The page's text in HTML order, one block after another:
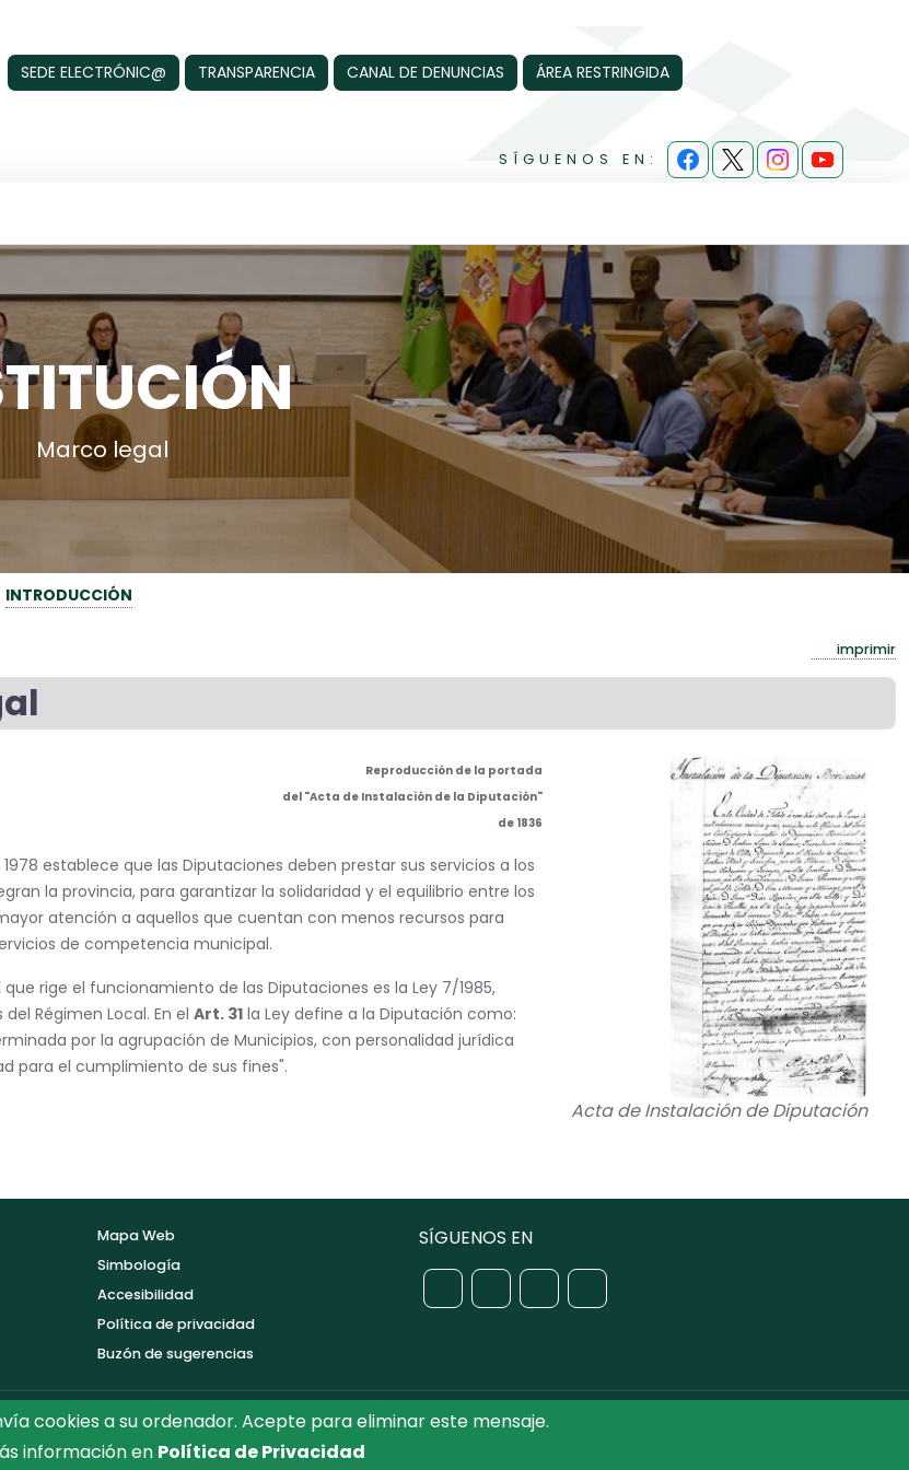
SEDE ELECTRÓNIC@ TRANSPARENCIA CANAL DE DENUNCIAS ÁREA RESTRINGIDA
SÍGUENOS EN:
cookies a su ordenador. Acepte para eliminar este mensaje.
información en Política de Privacidad
Marco legal
INTRODUCCIÓN
imprimir
Acta de Instalación de Diputación
Reproducción de la portada
del "Acta de Instalación de la Diputación"
de 1836
establece que las Diputaciones deben prestar sus servicios a los
la provincia, para garantizar la solidaridad y el equilibrio entre los
atención a aquellos que cuentan con menos recursos para
de competencia municipal.
rige el funcionamiento de las Diputaciones es la Ley 7/1985,
Régimen Local. En el Art. 31 la Ley define a la Diputación como:
por la agrupación de Municipios, con personalidad jurídica
para el cumplimiento de sus fines".
Mapa Web
Simbología
Accesibilidad
Política de privacidad
Buzón de sugerencias
SÍGUENOS EN
Reservados todos los Derechos. Diseñado por Diputación de Toledo